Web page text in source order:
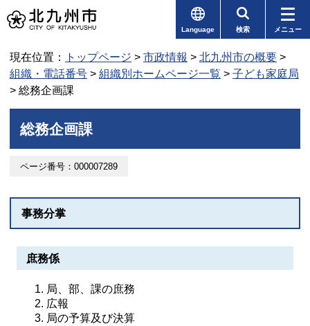
Language 検索 メニュー
現在位置： トップページ > 市政情報 > 北九州市の概要 >
組織・電話番号 > 組織別ホームページ一覧 > 子ども家庭局
> 総務企画課
総務企画課
ページ番号：000007289
事務分掌
庶務係
局、部、課の庶務
広報
局の予算及び決算